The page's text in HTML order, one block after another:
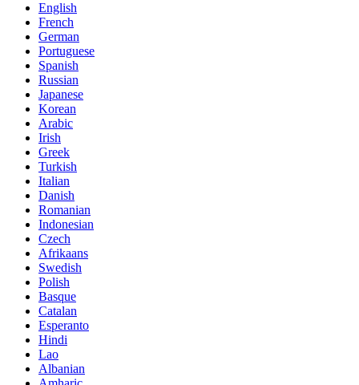
English
French
German
Portuguese
Spanish
Russian
Japanese
Korean
Arabic
Irish
Greek
Turkish
Italian
Danish
Romanian
Indonesian
Czech
Afrikaans
Swedish
Polish
Basque
Catalan
Esperanto
Hindi
Lao
Albanian